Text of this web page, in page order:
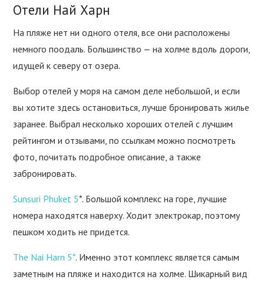
Отели Най Харн
На пляже нет ни одного отеля, все они расположены
немного поодаль. Большинство — на холме вдоль дороги,
идущей к северу от озера.
Выбор отелей у моря на самом деле небольшой, и если
вы хотите здесь остановиться, лучше бронировать жилье
заранее. Выбрал несколько хороших отелей с лучшим
рейтингом и отзывами, по ссылкам можно посмотреть
фото, почитать подробное описание, а также
забронировать.
Sunsuri Phuket 5*. Большой комплекс на горе, лучшие
номера находятся наверху. Ходит электрокар, поэтому
пешком ходить не придется.
The Nai Harn 5*. Именно этот комплекс является самым
заметным на пляже и находится на холме. Шикарный вид